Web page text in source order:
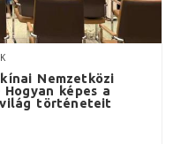
Nemzetközi
képes a
történeteit